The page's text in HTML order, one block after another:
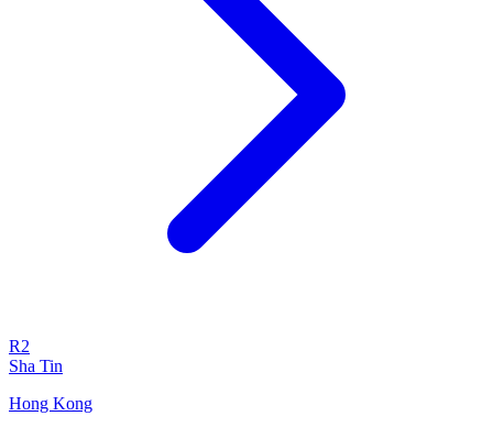
R2
Sha Tin
Hong Kong